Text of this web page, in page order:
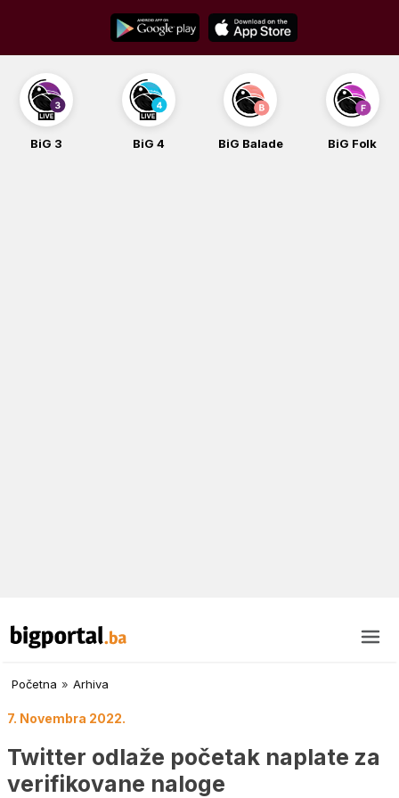
content
BiG 3 BiG 4 BiG Balade BiG Folk
Početna » Arhiva
7. Novembra 2022.
Twitter odlaže početak naplate za
verifikovane naloge